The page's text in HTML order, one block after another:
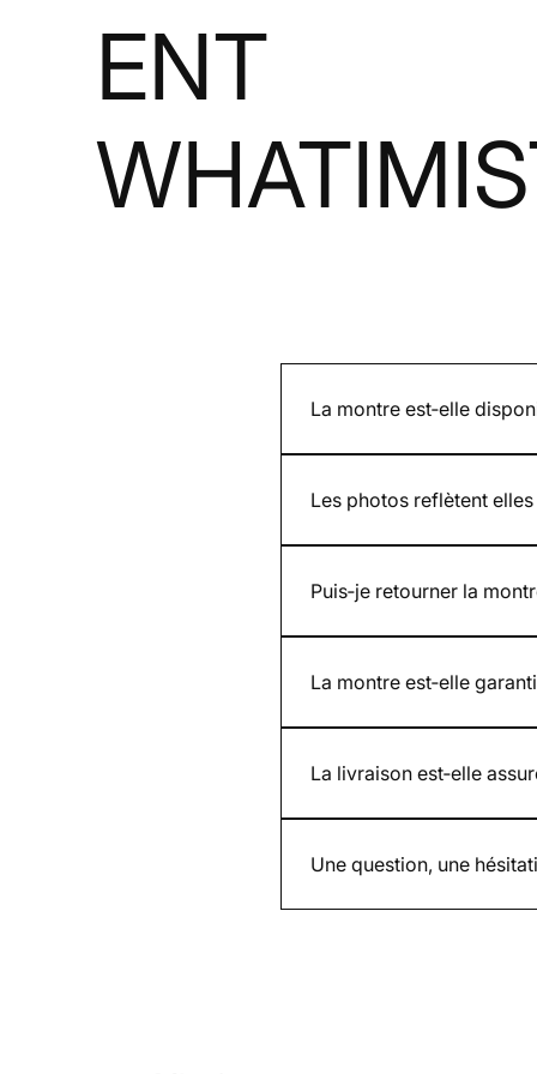
ENT
La montre est‑elle
et est indiqué sur la page
Les photos reflètent
les visuels fournis par la
Puis‑je retourner la
La montre est‑elle
La livraison est‑elle
Une question, une